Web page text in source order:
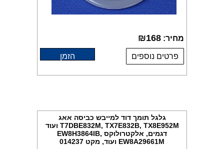
מחיר: ₪168
פרטים נוספים הזמן
גלגל תומך דוד למייבש כביסה אאג
T7DBE832M, TX7E832B, TX8E952M ועוד
דגמים, אלקטרולוקס EW8H3864IB,
EW8A29661M ועוד, מקט 014237